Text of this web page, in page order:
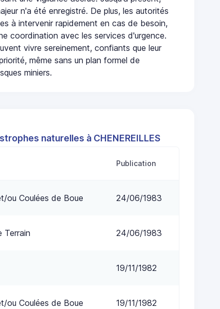
n'a été enregistré. De plus, les autorités
à intervenir rapidement en cas de besoin,
coordination avec les services d'urgence.
vivre sereinement, confiants que leur
même sans un plan formel de
miniers.
naturelles à CHENEREILLES
Publication
ou Coulées de Boue 24/06/1983
Terrain 24/06/1983
19/11/1982
ou Coulées de Boue 19/11/1982